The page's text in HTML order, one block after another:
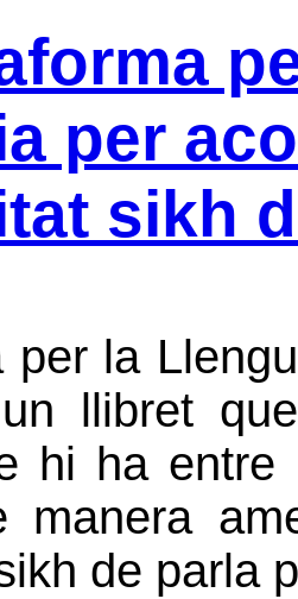
per
sikh
per la
llibret
hi ha
manera
de parla